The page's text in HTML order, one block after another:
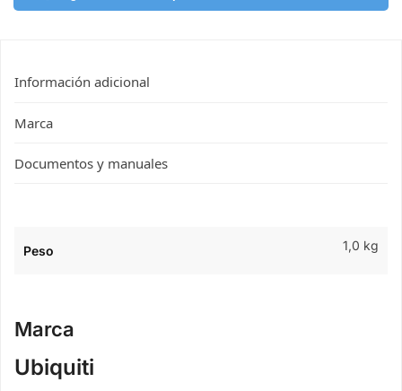
Información adicional
Marca
Documentos y manuales
Peso 1,0 kg
Marca
Ubiquiti